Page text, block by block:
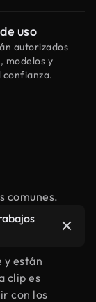
uso
autorizados
modelos y
confianza.
comunes.
y están
clip es
con los